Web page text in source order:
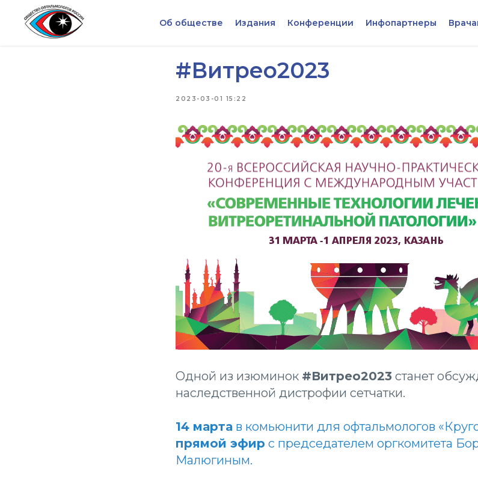
Об обществе Издания Конференции Инфопартнеры
#Витрео2023
2023-03-01 15:22
Одной из изюминок #Витрео2023 станет
наследственной дистрофии сетчатки.
14 марта в комьюнити для офтальмологов
прямой эфир с председателем оргкомитета
Малюгиным.